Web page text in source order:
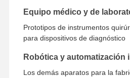
Equipo médico y de
Prototipos de instrumentos
para dispositivos de diagnóstico
Robótica y automatización
Los demás aparatos para la